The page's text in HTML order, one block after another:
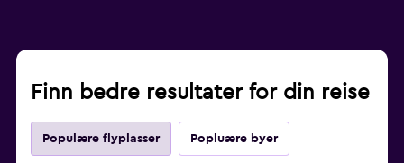
Finn bedre resultater for din reise
Populære flyplasser Popluære byer